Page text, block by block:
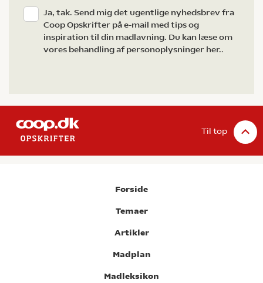
Ja, tak. Send mig det ugentlige nyhedsbrev fra
Coop Opskrifter på e-mail med tips og
inspiration til din madlavning. Du kan læse om
vores behandling af personoplysninger her..
Til top
Forside
Temaer
Artikler
Madplan
Madleksikon